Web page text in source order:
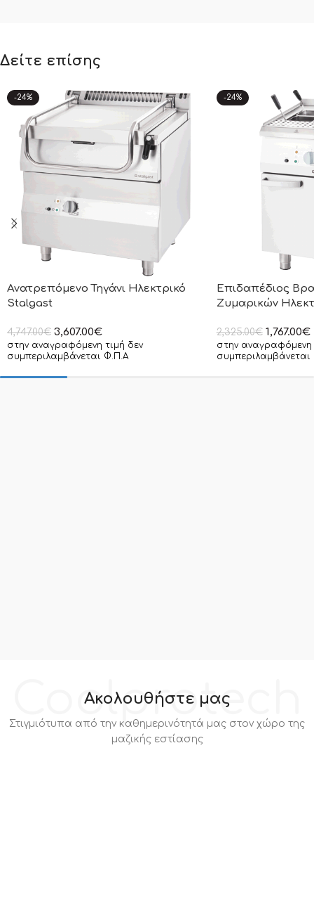
Δείτε επίσης
-24%
Ανατρεπόμενο Τηγάνι Ηλεκτρικό
Stalgast
4,747.00€ 3,607.00€
στην αναγραφόμενη τιμή δεν
συμπεριλαμβάνεται Φ.Π.Α
-24%
Επιδαπέδιος
Ζυμαρικών
2,325.00€ 1,767.00€
στην αναγραφόμενη
Coolprotech
Ακολουθήστε μας
Στιγμιότυπα από την καθημερινότητά μας στον χώρο της
μαζικής εστίασης